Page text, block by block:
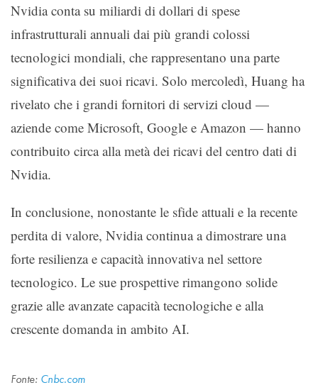
Nvidia conta su miliardi di dollari di spese
infrastrutturali annuali dai più grandi colossi
tecnologici mondiali, che rappresentano una parte
significativa dei suoi ricavi. Solo mercoledì, Huang ha
rivelato che i grandi fornitori di servizi cloud —
aziende come Microsoft, Google e Amazon — hanno
contribuito circa alla metà dei ricavi del centro dati di
Nvidia.
In conclusione, nonostante le sfide attuali e la recente
perdita di valore, Nvidia continua a dimostrare una
forte resilienza e capacità innovativa nel settore
tecnologico. Le sue prospettive rimangono solide
grazie alle avanzate capacità tecnologiche e alla
crescente domanda in ambito AI.
Fonte: Cnbc.com